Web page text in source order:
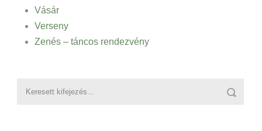
Vásár
Verseny
Zenés – táncos rendezvény